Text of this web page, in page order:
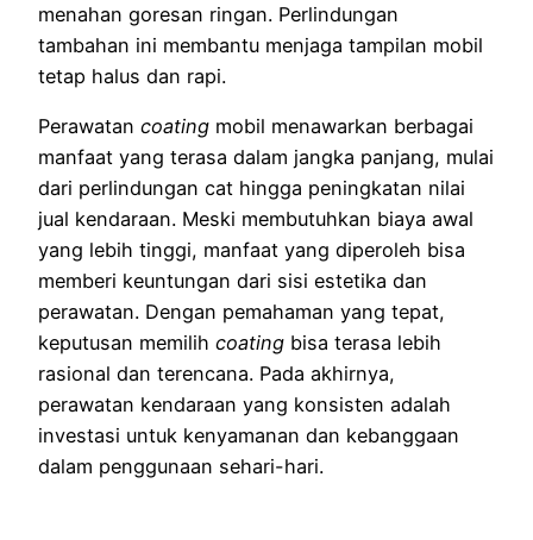
menahan goresan ringan. Perlindungan
tambahan ini membantu menjaga tampilan mobil
tetap halus dan rapi.
Perawatan coating mobil menawarkan berbagai
manfaat yang terasa dalam jangka panjang, mulai
dari perlindungan cat hingga peningkatan nilai
jual kendaraan. Meski membutuhkan biaya awal
yang lebih tinggi, manfaat yang diperoleh bisa
memberi keuntungan dari sisi estetika dan
perawatan. Dengan pemahaman yang tepat,
keputusan memilih coating bisa terasa lebih
rasional dan terencana. Pada akhirnya,
perawatan kendaraan yang konsisten adalah
investasi untuk kenyamanan dan kebanggaan
dalam penggunaan sehari-hari.